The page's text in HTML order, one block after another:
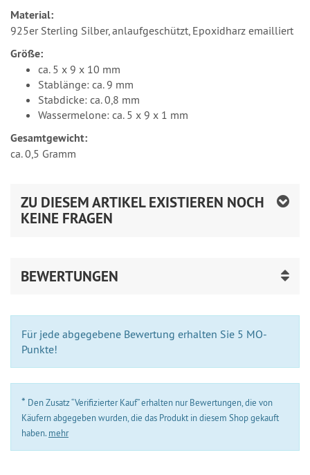
Material:
925er Sterling Silber, anlaufgeschützt, Epoxidharz emailliert
Größe:
ca. 5 x 9 x 10 mm
Stablänge: ca. 9 mm
Stabdicke: ca. 0,8 mm
Wassermelone: ca. 5 x 9 x 1 mm
Gesamtgewicht:
ca. 0,5 Gramm
ZU DIESEM ARTIKEL EXISTIEREN NOCH
KEINE FRAGEN
BEWERTUNGEN
Für jede abgegebene Bewertung erhalten Sie 5 MO-
Punkte!
* Den Zusatz “Verifizierter Kauf” erhalten nur Bewertungen, die von
Käufern abgegeben wurden, die das Produkt in diesem Shop gekauft
haben. mehr